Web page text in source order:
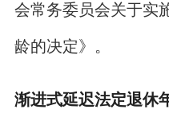
会常务委员会关于实
龄的决定》。
渐进式延迟法定退休